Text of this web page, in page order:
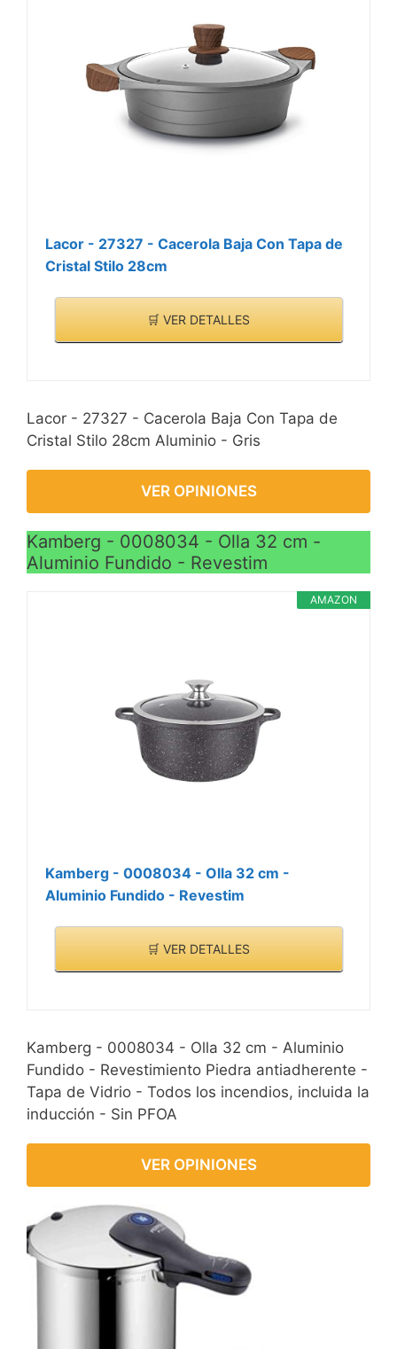
Lacor - 27327 - Cacerola Baja Con Tapa de
Cristal Stilo 28cm
🛒 VER DETALLES
Lacor - 27327 - Cacerola Baja Con Tapa de
Cristal Stilo 28cm Aluminio - Gris
VER OPINIONES
Kamberg - 0008034 - Olla 32 cm -
Aluminio Fundido - Revestim
AMAZON
Kamberg - 0008034 - Olla 32 cm -
Aluminio Fundido - Revestim
🛒 VER DETALLES
Kamberg - 0008034 - Olla 32 cm - Aluminio
Fundido - Revestimiento Piedra antiadherente -
Tapa de Vidrio - Todos los incendios, incluida la
inducción - Sin PFOA
VER OPINIONES